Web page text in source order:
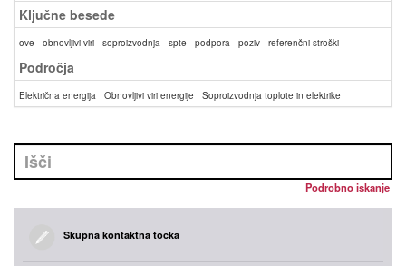
Ključne besede
ove obnovljivi viri soproizvodnja spte podpora poziv referenčni stroški
Področja
Električna energija Obnovljivi viri energije Soproizvodnja toplote in elektrike
Podrobno iskanje
Skupna kontaktna točka